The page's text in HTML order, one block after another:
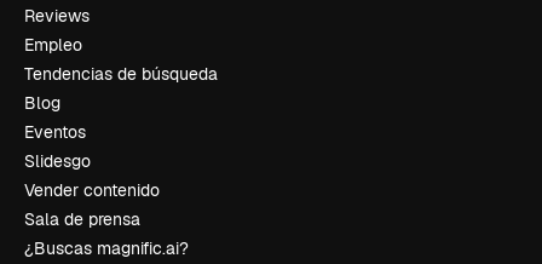
Reviews
Empleo
Tendencias de búsqueda
Blog
Eventos
Slidesgo
Vender contenido
Sala de prensa
¿Buscas magnific.ai?